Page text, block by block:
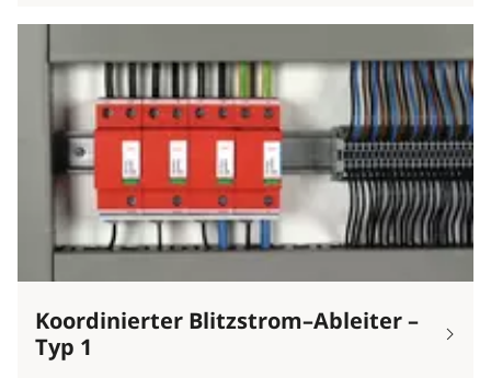
Koordinierter Blitzstrom–Ableiter –
Typ 1